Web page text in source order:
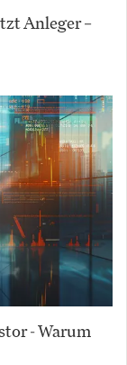
Anleger –
- Warum